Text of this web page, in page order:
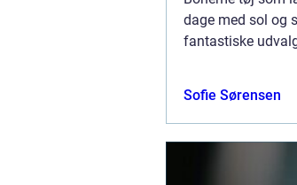
dage med sol og
fantastiske
perfekt...
Sofie Sørensen